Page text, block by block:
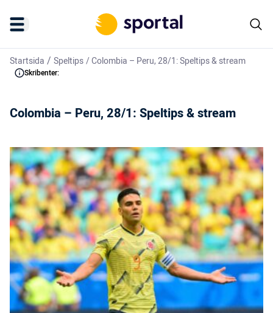
Startsida / Speltips/Colombia – Peru, 28/1: Speltips & stream
Skribenter:
Colombia – Peru, 28/1: Speltips & stream